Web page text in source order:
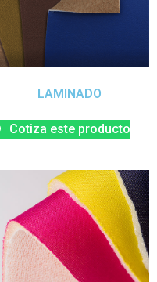
LAMINADO
Cotiza este producto